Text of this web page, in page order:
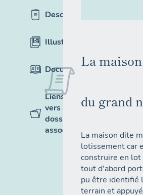
Description
Illustrations
Documentation
Liens
vers des
dossiers
associés
La
du grand
La maison dite
lotissement car
construire en lot
tout d'abord
pu être identifié
terrain et